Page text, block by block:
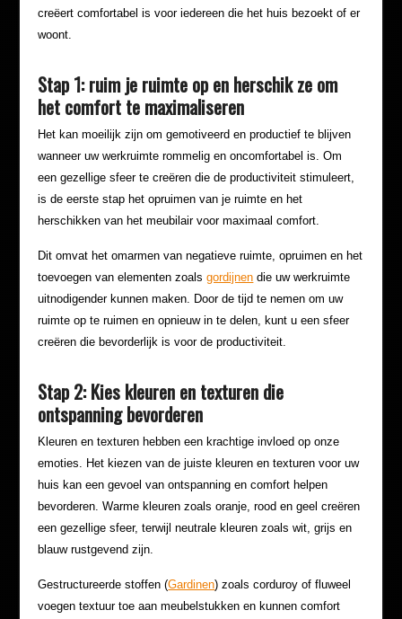
creëert comfortabel is voor iedereen die het huis bezoekt of er
woont.
Stap 1: ruim je ruimte op en herschik ze om
het comfort te maximaliseren
Het kan moeilijk zijn om gemotiveerd en productief te blijven
wanneer uw werkruimte rommelig en oncomfortabel is. Om
een gezellige sfeer te creëren die de productiviteit stimuleert,
is de eerste stap het opruimen van je ruimte en het
herschikken van het meubilair voor maximaal comfort.
Dit omvat het omarmen van negatieve ruimte, opruimen en het
toevoegen van elementen zoalsgordijnen die uw werkruimte
uitnodigender kunnen maken. Door de tijd te nemen om uw
ruimte op te ruimen en opnieuw in te delen, kunt u een sfeer
creëren die bevorderlijk is voor de productiviteit.
Stap 2: Kies kleuren en texturen die
ontspanning bevorderen
Kleuren en texturen hebben een krachtige invloed op onze
emoties. Het kiezen van de juiste kleuren en texturen voor uw
huis kan een gevoel van ontspanning en comfort helpen
bevorderen. Warme kleuren zoals oranje, rood en geel creëren
een gezellige sfeer, terwijl neutrale kleuren zoals wit, grijs en
blauw rustgevend zijn.
Gestructureerde stoffen (Gardinen) zoals corduroy of fluweel
voegen textuur toe aan meubelstukken en kunnen comfort